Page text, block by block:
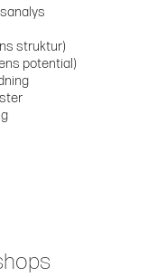
struktur)
potential)